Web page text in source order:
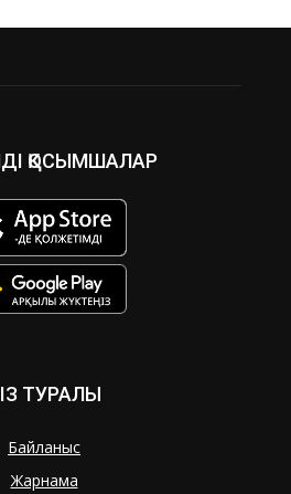
ҚОСЫМШАЛАР
ТУРАЛЫ
Байланыс
Жарнама